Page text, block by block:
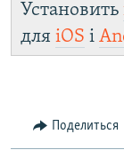
Установить
для iOS і
Поделиться